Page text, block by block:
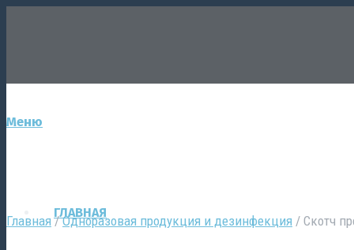
Меню
ГЛАВНАЯ
Главная /Одноразовая продукция и дезинфекция / Скотч